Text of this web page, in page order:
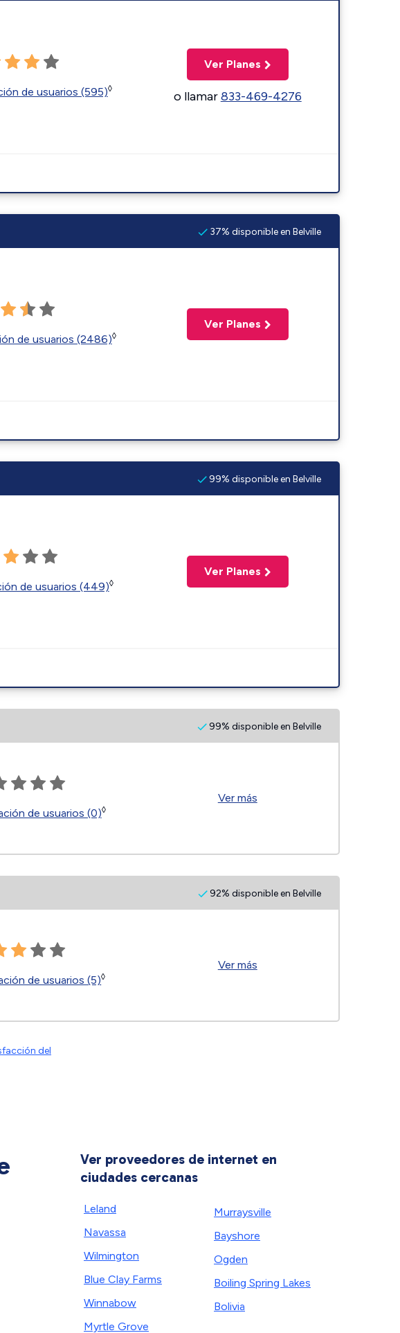
de usuarios (595)◊
Ver Planes
o llamar833-469-4276
37% disponible en Belville
de usuarios (2486)◊
Ver Planes
99% disponible en Belville
de usuarios (449)◊
Ver Planes
99% disponible en Belville
de usuarios (0)◊
Ver más
92% disponible en Belville
de usuarios (5)◊
Ver más
del
Ver proveedores de internet en
ciudades cercanas
Leland
Navassa
Wilmington
Blue Clay Farms
Winnabow
Myrtle Grove
Murraysville
Bayshore
Ogden
Boiling Spring Lakes
Bolivia